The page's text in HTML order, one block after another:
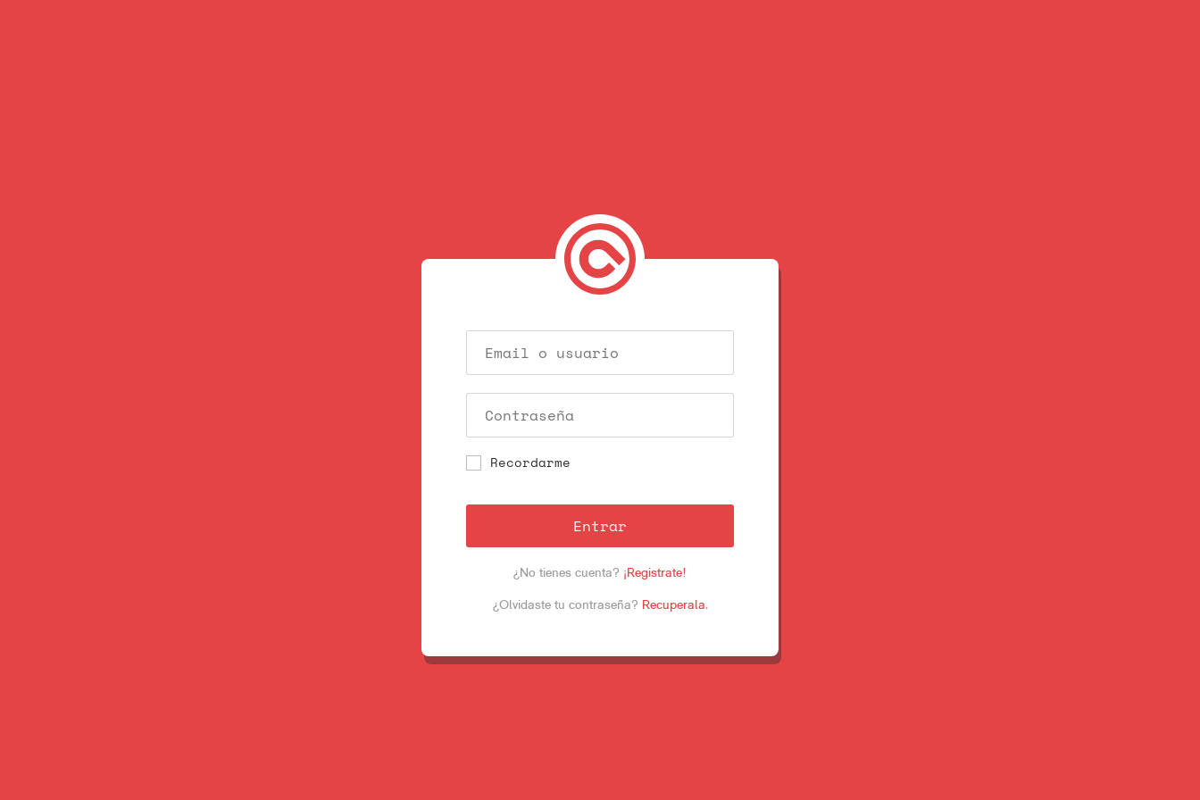
Recordarme
Entrar
¿No tienes cuenta? ¡Registrate!
¿Olvidaste tu contraseña? Recuperala.